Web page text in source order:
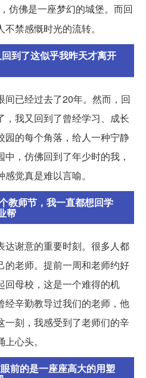
仿佛是一座梦幻的城堡。而回
禁感慨时光的流转。
到了这似乎我昨天才离开
间已经过去了20年。然而，回
，我又回到了曾经学习、成长
园的每个角落，给人一种宁静
，仿佛回到了年少时的我，
觉真是难以言喻。
教师节，我一直都想回学
帮
达谢意的重要时刻。很多人都
的老师。提前一周和老师约好
回母校，这是一个难得的机
经辛勤教导过我们的老师，他
一刻，我感受到了老师们的辛
心头。
前的是一座座高大的用塑